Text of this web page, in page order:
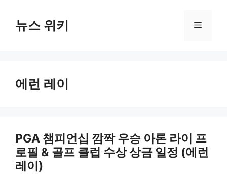
뉴스 위키 메
에런 레이
PGA 챔피언십 깜짝 우승 아론 라이 프
로필 & 골프 클럽 수상 상금 일정 (에런
레이)